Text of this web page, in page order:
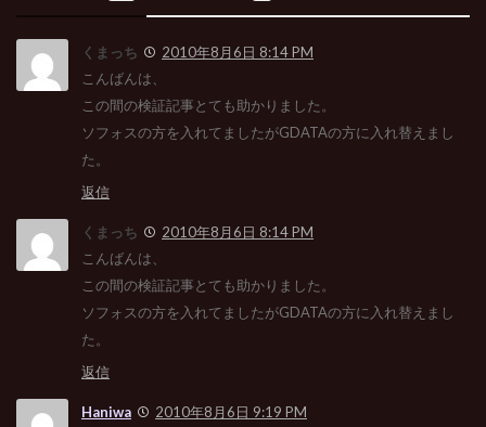
くまっち
2010年8月6日 8:14 PM
こんばんは、
この間の検証記事とても助かりました。
ソフォスの方を入れてましたがGDATAの方に入れ替えまし
た。
返信
くまっち
2010年8月6日 8:14 PM
こんばんは、
この間の検証記事とても助かりました。
ソフォスの方を入れてましたがGDATAの方に入れ替えまし
た。
返信
Haniwa
2010年8月6日 9:19 PM